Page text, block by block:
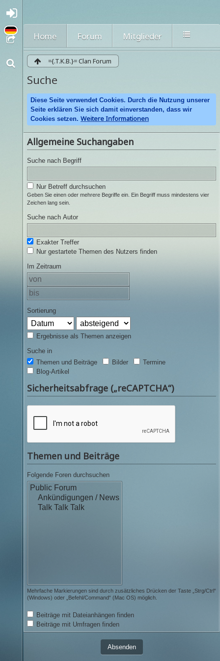
nmel
den
oder
strie
ren
Home Forum Mitglieder
={.T.K.B.}= Clan Forum
Suche
Diese Seite verwendet Cookies. Durch die Nutzung unserer
Seite erklären Sie sich damit einverstanden, dass wir
Cookies setzen. Weitere Informationen
Allgemeine Suchangaben
Suche nach Begriff
Nur Betreff durchsuchen
Geben Sie einen oder mehrere Begriffe ein. Ein Begriff muss mindestens vier
Zeichen lang sein.
Suche nach Autor
Exakter Treffer
Nur gestartete Themen des Nutzers finden
Im Zeitraum
Sortierung
Ergebnisse als Themen anzeigen
Suche in
Themen und Beiträge
Bilder
Termine
Blog-Artikel
Sicherheitsabfrage („reCAPTCHA“)
Themen und Beiträge
Folgende Foren durchsuchen
Mehrfache Markierungen sind durch zusätzliches Drücken der Taste „Strg/Ctrl“
(Windows) oder „Befehl/Command“ (Mac OS) möglich.
Beiträge mit Dateianhängen finden
Beiträge mit Umfragen finden